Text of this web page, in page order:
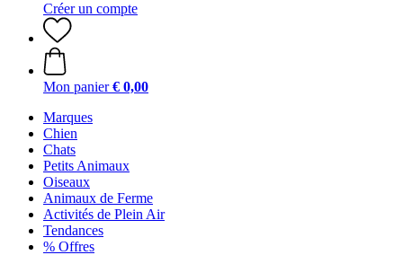
Créer un compte
Mon panier € 0,00
Marques
Chien
Chats
Petits Animaux
Oiseaux
Animaux de Ferme
Activités de Plein Air
Tendances
% Offres